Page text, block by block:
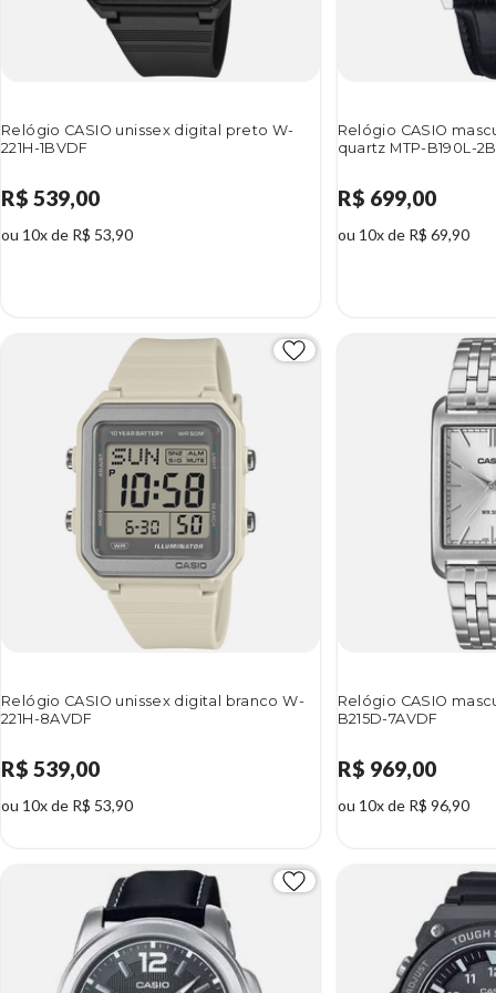
Relógio CASIO unissex digital preto W-
221H-1BVDF
R$ 539,00
ou 10x de R$ 53,90
Relógio CASIO
quartz MTP-B190L-
R$ 699,00
ou 10x de R$ 69,90
Relógio CASIO unissex digital branco W-
221H-8AVDF
R$ 539,00
ou 10x de R$ 53,90
Relógio CASIO
B215D-7AVDF
R$ 969,00
ou 10x de R$ 96,90